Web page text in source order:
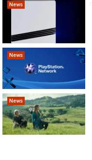
News
News
News